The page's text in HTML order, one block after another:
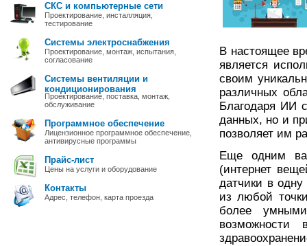
СКС и компьютерные сети
Проектирование, инсталляция,
тестирование
Системы электроснабжения
Проектирование, монтаж, испытания,
согласование
Системы вентиляции и
кондиционирования
Проектирование, поставка, монтаж,
обслуживание
Программное обеспечение
Лицензионное программное обеспечение,
антивирусные программы
Прайс-лист
Цены на услуги и оборудование
Контакты
Адрес, телефон, карта проезда
В настоящее
является
своим
различных
Благодаря ИИ
данных, но и
позволяет им
Еще одним
(интернет
датчики в одну
из любой
более